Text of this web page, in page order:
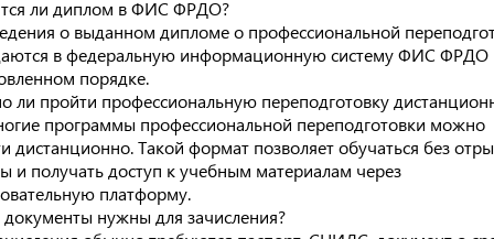
ли диплом в ФИС ФРДО?
о выданном дипломе о профессиональной
в федеральную информационную систему ФИС ФРДО
порядке.
ли пройти профессиональную переподготовку
программы профессиональной переподготовки можно
дистанционно. Такой формат позволяет обучаться без
и получать доступ к учебным материалам через
платформу.
документы нужны для зачисления?